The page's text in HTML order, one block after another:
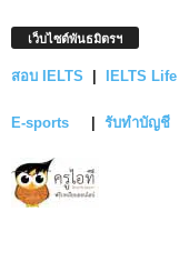
เว็บไซต์พันธมิตรฯ
สอบ IELTS | IELTS
E-sports | รับทำบัญชี